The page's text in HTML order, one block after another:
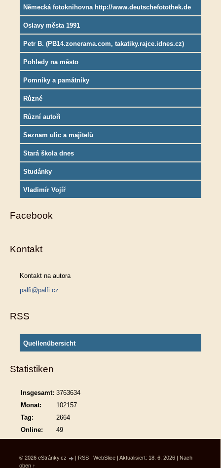
Německá fotoknihovna http://www.deutschefotothek.de
Oslavy města 1991
Petr B. (PB14.zonerama.com, takatiky.rajce.idnes.cz)
Pohledy na město
Pomníky a památníky
Různé
Různí autoři
Seznam ulic a majitelů
Stará škola dnes
Studánky
Vladimír Vojíř
Facebook
Kontakt
Kontakt na autora
palfi@palfi.cz
RSS
Quellenübersicht
Statistiken
Online: 49
Insgesamt: 3763634
Monat:
102157
Tag:
2664
© 2026 eStránky.cz | RSS | WebSlice | Aktualisiert: 18. 6. 2026 | Nach
oben ↑